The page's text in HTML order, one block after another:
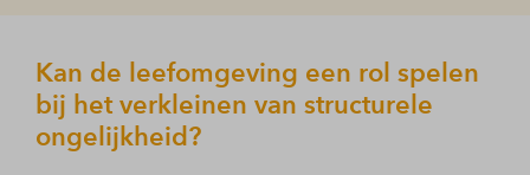
Kan de leefomgeving een rol spelen
bij het verkleinen van structurele
ongelijkheid?